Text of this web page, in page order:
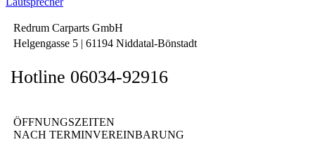
Redrum Carparts GmbH
Helgengasse 5 | 61194 Niddatal-Bönstadt
Hotline 06034-92916
ÖFFNUNGSZEITEN
NACH TERMINVEREINBARUNG